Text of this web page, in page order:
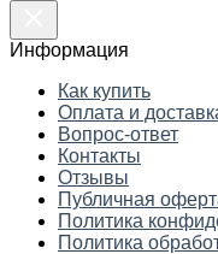
Информация
Как купить
Оплата и
Вопрос-ответ
Контакты
Отзывы
Публичная
Политика
Политика